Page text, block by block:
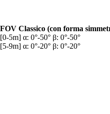
FOV Classico (con forma
[0-5m] α: 0°-50° β: 0°-50°
[5-9m] α: 0°-20° β: 0°-20°